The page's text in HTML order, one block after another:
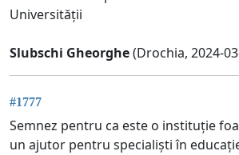
Universității
Slubschi Gheorghe(Drochia, 2024-
#1777
Semnez pentru ca este o instituție
un ajutor pentru specialiști în